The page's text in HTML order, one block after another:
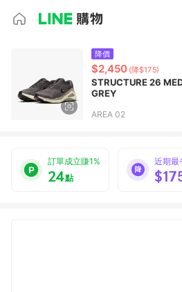
降價
$2,450 (降$175)
STRUCTURE 26
GREY
AREA 02
訂單成立賺1%
24點
近期最